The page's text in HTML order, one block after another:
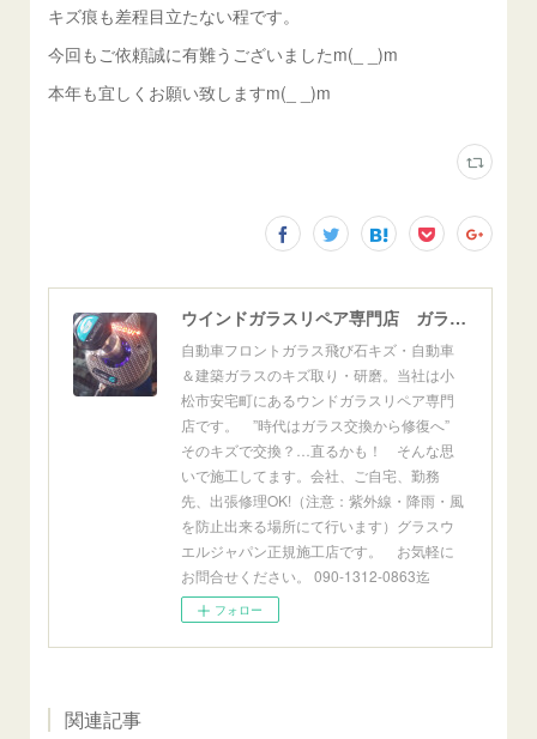
キズ痕も差程目立たない程です。
今回もご依頼誠に有難うございましたm(_ _)m
本年も宜しくお願い致しますm(_ _)m
ウインドガラスリペア専門店 ガラスリペア・ヨシダ グラスウェルドジャパン 正規施工店 小松市
自動車フロントガラス飛び石キズ・自動車
＆建築ガラスのキズ取り・研磨。当社は小
松市安宅町にあるウンドガラスリペア専門
店です。 ”時代はガラス交換から修復へ”
そのキズで交換？…直るかも！ そんな思
いで施工してます。会社、ご自宅、勤務
先、出張修理OK!（注意：紫外線・降雨・風
を防止出来る場所にて行います）グラスウ
エルジャパン正規施工店です。 お気軽に
お問合せください。 090-1312-0863迄
フォロー
関連記事